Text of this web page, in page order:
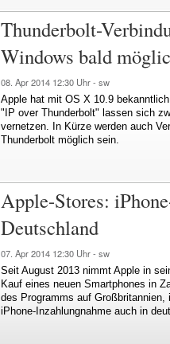
Thunderbolt-
Windows bald
08. Apr 2014 12:30 Uhr - sw
Apple hat mit OS X 10.9
"IP over Thunderbolt" lassen sich
vernetzen. In Kürze werden auch
Thunderbolt möglich sein.
Apple-Stores:
Deutschland
07. Apr 2014 12:30 Uhr - sw
Seit August 2013 nimmt Apple in
Kauf eines neuen Smartphones in
des Programms auf
iPhone-Inzahlungnahme auch in